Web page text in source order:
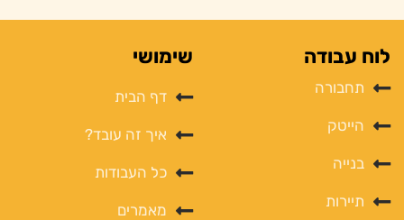
שימושי
דף הבית
איך זה עובד?
כל העבודות
מאמרים
לוח עבודה
תחבורה
הייטק
בנייה
תיירות